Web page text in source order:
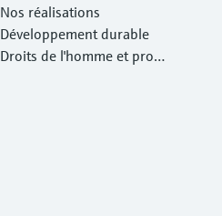
Nos réalisations
Développement durable
Droits de l'homme et prote